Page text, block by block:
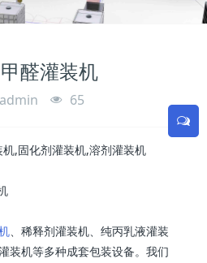
醛灌装机
admin 65
、稀释剂灌装机、纯丙乳液灌装
装机等多种成套包装设备。我们